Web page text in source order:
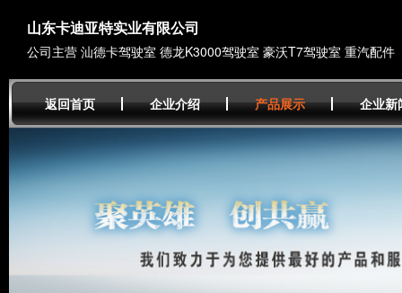
山东卡迪亚特实业有限公司
公司主营 汕德卡驾驶室 德龙K3000驾驶室 豪沃T7驾驶室 重汽配件
返回首页 企业介绍 产品展示 企业新